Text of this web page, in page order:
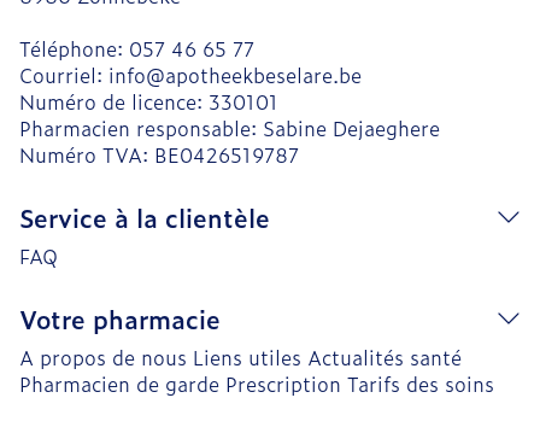
Téléphone: 057 46 65 77
Courriel: info@apotheekbeselare.be
Numéro de licence: 330101
Pharmacien responsable: Sabine Dejaeghere
Numéro TVA: BE0426519787
Service à la clientèle
FAQ
Votre pharmacie
A propos de nous Liens utiles Actualités santé
Pharmacien de garde Prescription Tarifs des soins